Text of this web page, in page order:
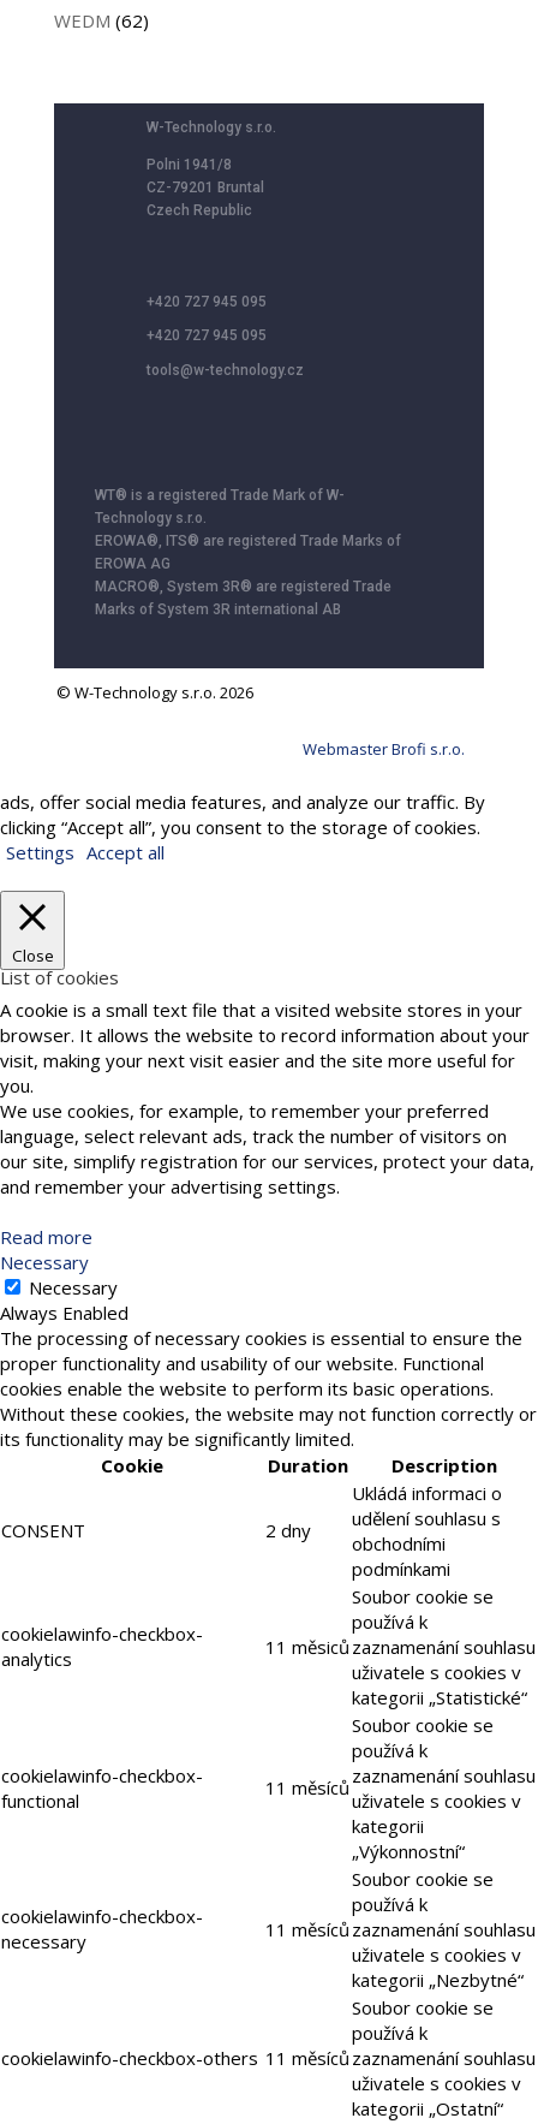
WEDM (62)
W-Technology s.r.o.
Polni 1941/8
CZ-79201 Bruntal
Czech Republic
+420 727 945 095
+420 727 945 095
tools@w-technology.cz
WT® is a registered Trade Mark of W-
Technology s.r.o.
EROWA®, ITS® are registered Trade Marks of
EROWA AG
MACRO®, System 3R® are registered Trade
Marks of System 3R international AB
© W-Technology s.r.o. 2026
Webmaster Brofi s.r.o.
ads, offer social media features, and analyze our traffic. By
clicking “Accept all”, you consent to the storage of cookies.
Settings Accept all
Close
List of cookies
A cookie is a small text file that a visited website stores in your
browser. It allows the website to record information about your
visit, making your next visit easier and the site more useful for
you.
We use cookies, for example, to remember your preferred
language, select relevant ads, track the number of visitors on
our site, simplify registration for our services, protect your data,
and remember your advertising settings.
Read more
Necessary
Necessary
Always Enabled
The processing of necessary cookies is essential to ensure the
proper functionality and usability of our website. Functional
cookies enable the website to perform its basic operations.
Without these cookies, the website may not function correctly or
its functionality may be significantly limited.
Cookie
Duration Description
CONSENT 2 dny
Ukládá informaci o
udělení souhlasu s
obchodními
podmínkami
cookielawinfo-checkbox-
analytics
11 měsiců
Soubor cookie se
používá k
zaznamenání souhlasu
uživatele s cookies v
kategorii „Statistické“
cookielawinfo-checkbox-
functional
11 měsíců
Soubor cookie se
používá k
zaznamenání souhlasu
uživatele s cookies v
kategorii
„Výkonnostní“
cookielawinfo-checkbox-
necessary
11 měsíců
Soubor cookie se
používá k
zaznamenání souhlasu
uživatele s cookies v
kategorii „Nezbytné“
cookielawinfo-checkbox-others 11 měsíců
Soubor cookie se
používá k
zaznamenání souhlasu
uživatele s cookies v
kategorii „Ostatní“